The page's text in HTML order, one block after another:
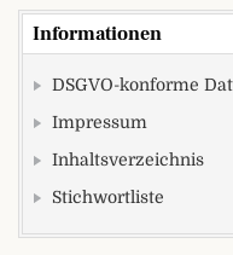
Informationen
DSGVO-konforme
Impressum
Inhaltsverzeichnis
Stichwortliste